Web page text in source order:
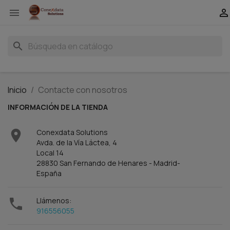
 
search
Inicio Contacte con nosotros
INFORMACIÓN DE LA TIENDA

Conexdata Solutions
Avda. de la Vía Láctea, 4
Local 14
28830 San Fernando de Henares - Madrid-
España

Llámenos:
916556055